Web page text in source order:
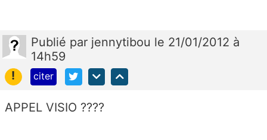
Publié par jennytibou le 21/01/2012 à
14h59
!
citer
APPEL VISIO ????